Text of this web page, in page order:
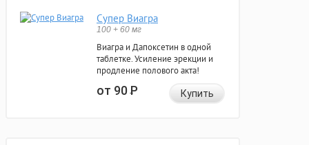
Супер Виагра
100 + 60 мг
Виагра и Дапоксетин в одной
таблетке. Усиление эрекции и
продление полового акта!
от 90Р Купить